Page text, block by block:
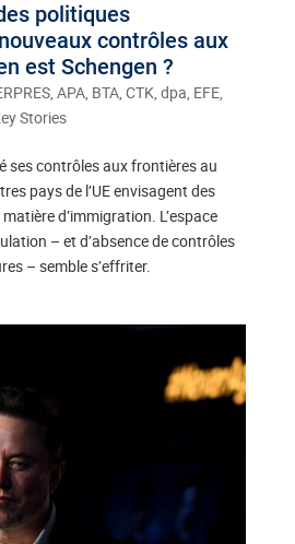
politiques
contrôles aux
est Schengen ?
APA, BTA, CTK, dpa, EFE,
Stories
ses contrôles aux frontières au
pays de l’UE envisagent des
d’immigration. L’espace
– et d’absence de contrôles
– semble s’effriter.